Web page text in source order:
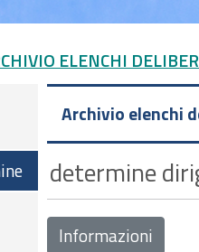
ELENCHI
Archivio elenchi
determine
Informazioni